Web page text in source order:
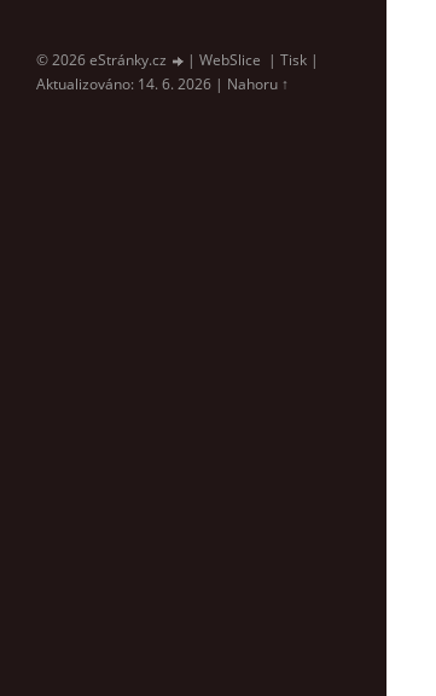
© 2026 eStránky.cz | WebSlice | Tisk |
Aktualizováno: 14. 6. 2026 | Nahoru ↑